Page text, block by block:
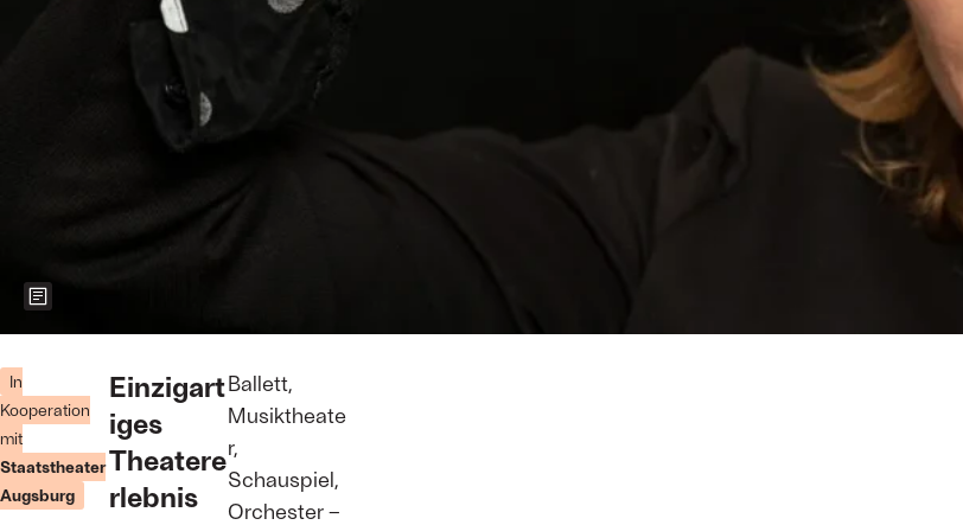
In
Kooperation
mit
Staatstheater
Augsburg
Einzigart
iges
Theatere
rlebnis
Ballett,
Musiktheate
r,
Schauspiel,
Orchester –
Zeigt weitere Informationen zum Bild
Leiterin der
Digitalsparte
– mit einer
VR-Brille
Foto: Jan-